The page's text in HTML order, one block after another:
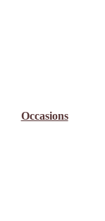
Occasions